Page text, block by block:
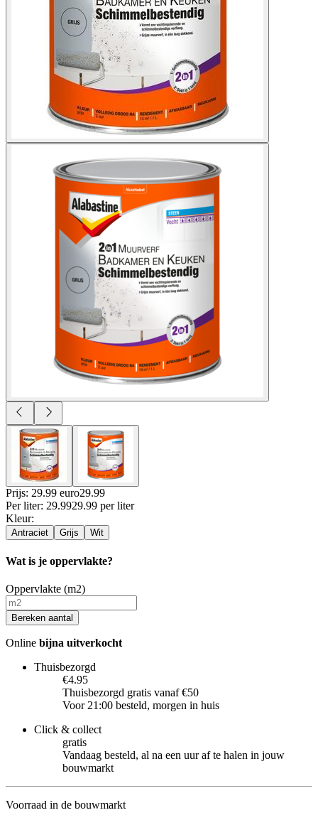
Prijs: 29.99 euro29.99
Per liter: 29.9929.99 per liter
Kleur:
Antraciet Grijs Wit
Wat is je oppervlakte?
Oppervlakte (m2)
Bereken aantal
Online bijna uitverkocht
Thuisbezorgd
€4.95
Thuisbezorgd gratis vanaf €50
Voor 21:00 besteld, morgen in huis
Click & collect
gratis
Vandaag besteld, al na een uur af te halen in jouw
bouwmarkt
Voorraad in de bouwmarkt